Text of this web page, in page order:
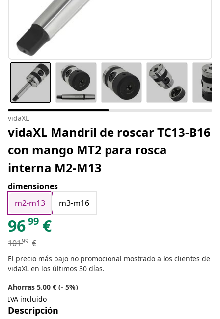
vidaXL
vidaXL Mandril de roscar TC13-B16
con mango MT2 para rosca
interna M2-M13
dimensiones
m2-m13
m3-m16
9699 €
10199 €
El precio más bajo no promocional mostrado a los clientes de
vidaXL en los últimos 30 días.
Ahorras 5.00 € (- 5%)
IVA incluido
Descripción